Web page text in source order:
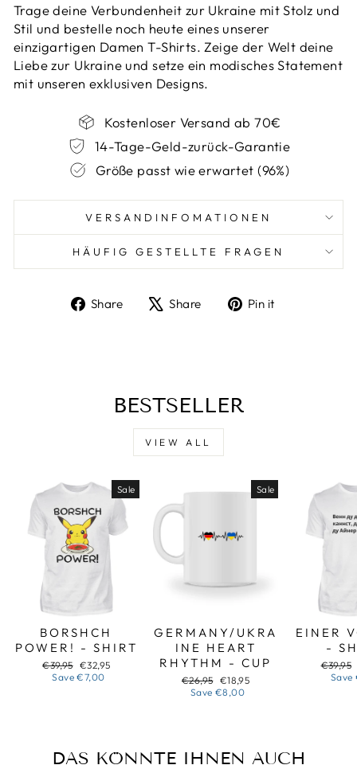
Trage deine Verbundenheit zur Ukraine mit Stolz und
Stil und bestelle noch heute eines unserer
einzigartigen Damen T-Shirts. Zeige der Welt deine
Liebe zur Ukraine und setze ein modisches Statement
mit unseren exklusiven Designs.
Kostenloser Versand ab 70€
14-Tage-Geld-zurück-Garantie
Größe passt wie erwartet (96%)
VERSANDINFOMATIONEN
HÄUFIG GESTELLTE FRAGEN
Share
ShareShare
TweetPin it
BESTSELLER
VIEW ALL
Sale
BORSHCH
POWER! - SHIRT
Regular
price
€39,95 Sale
price
€32,95
Save€7,00
Sale
GERMANY/UKRA
INE HEART
RHYTHM - CUP
Regular
price
€26,95 Sale
price
€18,95
Save€8,00
EINER
-
Regular
price
€39,95
Save
DAS KÖNNTE IHNEN AUCH